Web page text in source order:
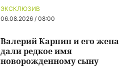
ЭКСКЛЮЗИВ
06.08.2026 / 08:00
Валерий Карпин и его жена
дали редкое имя
новорожденному сыну